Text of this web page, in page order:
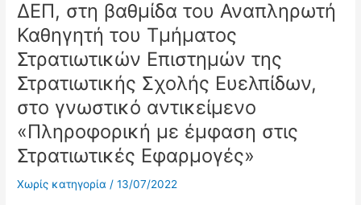
ΔΕΠ, στη βαθμίδα του Αναπληρωτή
Καθηγητή του Τμήματος
Στρατιωτικών Επιστημών της
Στρατιωτικής Σχολής Ευελπίδων,
στο γνωστικό αντικείμενο
«Πληροφορική με έμφαση στις
Στρατιωτικές Εφαρμογές»
Χωρίς κατηγορία /13/07/2022
συνεδρίαση
εκλεκτορικού
σώματος
για
την
εκλογή
μέλους
ΔΕΠ,
στη
βαθμίδα